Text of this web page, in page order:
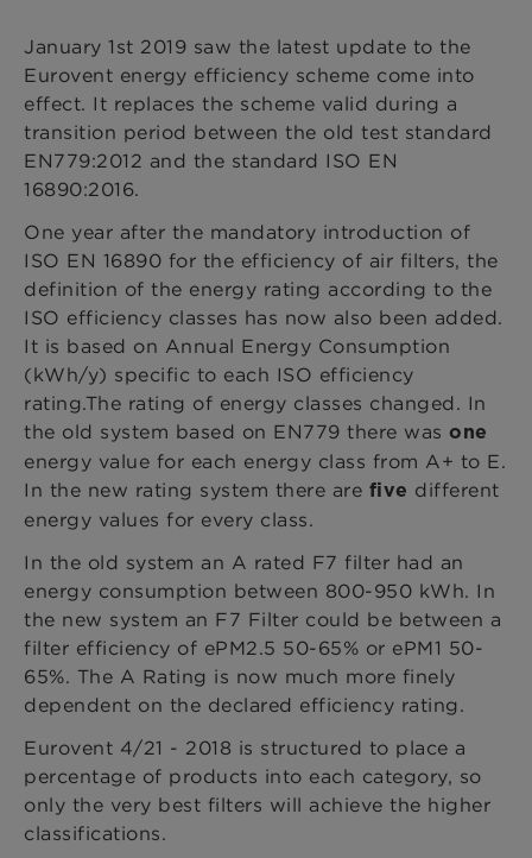
January 1st 2019 saw the latest update to the
Eurovent energy efficiency scheme come into
effect. It replaces the scheme valid during a
transition period between the old test standard
EN779:2012 and the standard ISO EN
16890:2016.
One year after the mandatory introduction of
ISO EN 16890 for the efficiency of air filters, the
definition of the energy rating according to the
ISO efficiency classes has now also been added.
It is based on Annual Energy Consumption
(kWh/y) specific to each ISO efficiency
rating.The rating of energy classes changed. In
the old system based on EN779 there was one
energy value for each energy class from A+ to E.
In the new rating system there are five different
energy values for every class.
In the old system an A rated F7 filter had an
energy consumption between 800-950 kWh. In
the new system an F7 Filter could be between a
filter efficiency of ePM2.5 50-65% or ePM1 50-
65%. The A Rating is now much more finely
dependent on the declared efficiency rating.
Eurovent 4/21 - 2018 is structured to place a
percentage of products into each category, so
only the very best filters will achieve the higher
classifications.